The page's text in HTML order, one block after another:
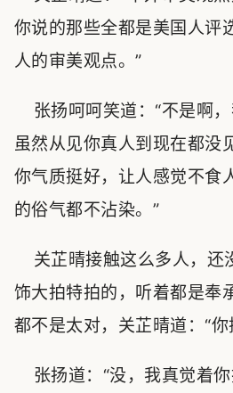
你说的那些全都是美国人评
人的审美观点。”
张扬呵呵笑道：“不是啊，
虽然从见你真人到现在都没
你气质挺好，让人感觉不食
的俗气都不沾染。”
关芷晴接触这么多人，还
饰大拍特拍的，听着都是奉
都不是太对，关芷晴道：“你
张扬道：“没，我真觉着